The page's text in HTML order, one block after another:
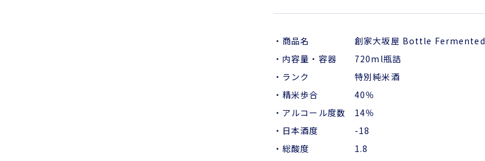
・商品名 創家大坂屋 Bottle Fermented
・内容量・容器 720ml瓶詰
・ランク 特別純米酒
・精米歩合 40％
・アルコール度数 14％
・日本酒度 -18
・総酸度 1.8